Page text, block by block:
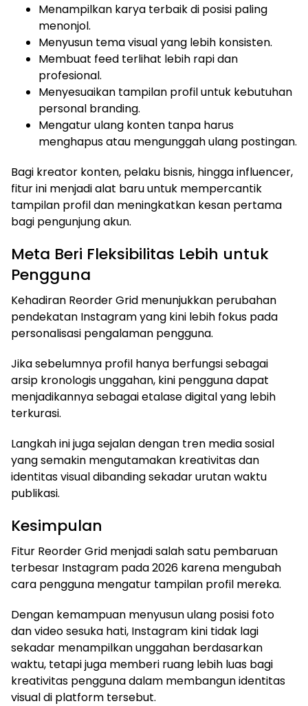
Menampilkan karya terbaik di posisi paling
menonjol.
Menyusun tema visual yang lebih konsisten.
Membuat feed terlihat lebih rapi dan
profesional.
Menyesuaikan tampilan profil untuk kebutuhan
personal branding.
Mengatur ulang konten tanpa harus
menghapus atau mengunggah ulang postingan.
Bagi kreator konten, pelaku bisnis, hingga influencer,
fitur ini menjadi alat baru untuk mempercantik
tampilan profil dan meningkatkan kesan pertama
bagi pengunjung akun.
Meta Beri Fleksibilitas Lebih untuk
Pengguna
Kehadiran Reorder Grid menunjukkan perubahan
pendekatan Instagram yang kini lebih fokus pada
personalisasi pengalaman pengguna.
Jika sebelumnya profil hanya berfungsi sebagai
arsip kronologis unggahan, kini pengguna dapat
menjadikannya sebagai etalase digital yang lebih
terkurasi.
Langkah ini juga sejalan dengan tren media sosial
yang semakin mengutamakan kreativitas dan
identitas visual dibanding sekadar urutan waktu
publikasi.
Kesimpulan
Fitur Reorder Grid menjadi salah satu pembaruan
terbesar Instagram pada 2026 karena mengubah
cara pengguna mengatur tampilan profil mereka.
Dengan kemampuan menyusun ulang posisi foto
dan video sesuka hati, Instagram kini tidak lagi
sekadar menampilkan unggahan berdasarkan
waktu, tetapi juga memberi ruang lebih luas bagi
kreativitas pengguna dalam membangun identitas
visual di platform tersebut.